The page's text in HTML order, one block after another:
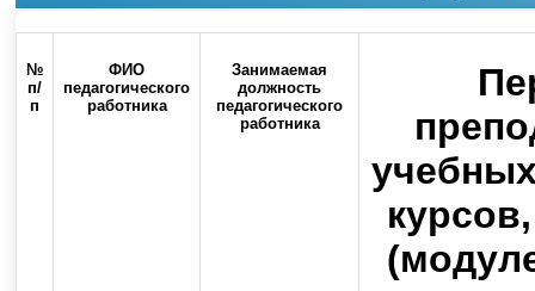
№
п/
п
ФИО
педагогического
работника
Занимаемая
должность
педагогического
работника
изменение Пятница, 05
14:36
Наверх
Контакты